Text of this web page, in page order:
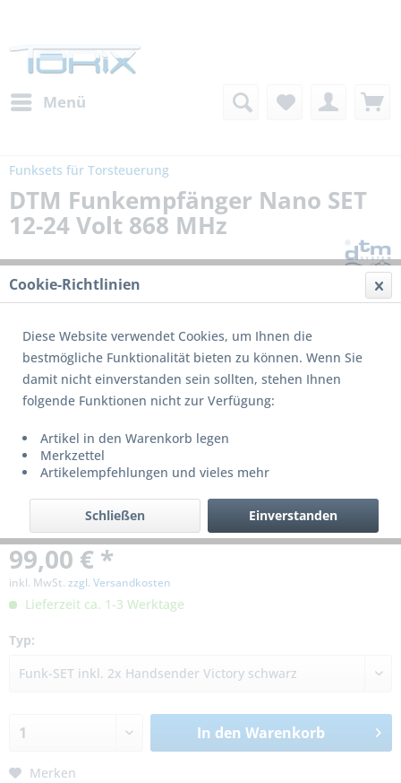
Menü
Funksets für Torsteuerung
DTM Funkempfänger Nano SET
12-24 Volt 868 MHz
99,00 € *
inkl. MwSt. zzgl. Versandkosten
Lieferzeit ca. 1-3 Werktage
Typ:
In den Warenkorb
Merken
Cookie-Richtlinien
Diese Website verwendet Cookies, um Ihnen die
bestmögliche Funktionalität bieten zu können. Wenn Sie
damit nicht einverstanden sein sollten, stehen Ihnen
folgende Funktionen nicht zur Verfügung:
Artikel in den Warenkorb legen
Merkzettel
Artikelempfehlungen und vieles mehr
Einverstanden
Schließen